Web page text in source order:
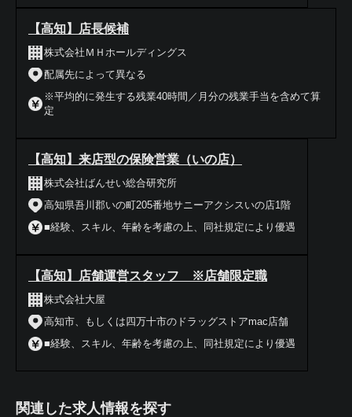
【高知】店長候補
株式会社ＭＨホールディングス
配属先によって異なる
※平均的に発生する残業40時間／月分の残業手当を含めて算
定
【高知】来店型の保険営業（いの店）
株式会社ばんせい総合研究所
高知県吾川郡いの町205番地サニーアクシスいの店1階
■経験、スキル、年齢を考慮の上、同社規定により優遇
【高知】店舗運営スタッフ ※店舗限定職
株式会社大屋
高知市、もしくは四万十市のドラッグストアmac店舗
■経験、スキル、年齢を考慮の上、同社規定により優遇
関連した求人情報を探す